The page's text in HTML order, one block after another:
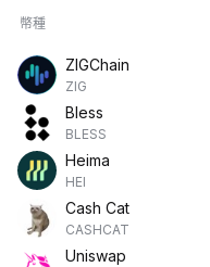
幣種
ZIGChain
ZIG
Bless
BLESS
Heima
HEI
Cash Cat
CASHCAT
Uniswap